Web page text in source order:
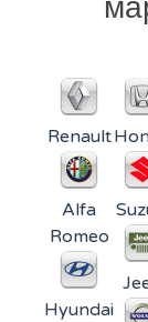
Renault
Alfa
Romeo
Hyundai